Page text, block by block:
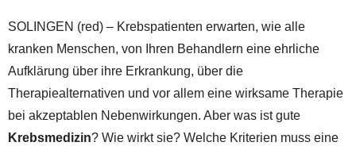
SOLINGEN (red) – Krebspatienten erwarten, wie alle
kranken Menschen, von Ihren Behandlern eine ehrliche
Aufklärung über ihre Erkrankung, über die
Therapiealternativen und vor allem eine wirksame Therapie
bei akzeptablen Nebenwirkungen. Aber was ist gute
Krebsmedizin? Wie wirkt sie? Welche Kriterien muss eine